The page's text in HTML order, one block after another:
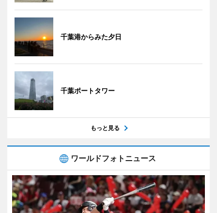
千葉港からみた夕日
千葉ポートタワー
もっと見る
ワールドフォトニュース